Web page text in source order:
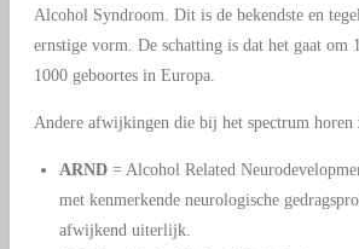
Alcohol Syndroom. Dit is de bekendste en
ernstige vorm. De schatting is dat het gaat om
1000 geboortes in Europa.
Andere afwijkingen die bij het spectrum horen
ARND= Alcohol Related
met kenmerkende neurologische
afwijkend uiterlijk.